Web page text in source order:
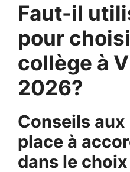
Faut-il
pour
collège à
2026?
Conseils
place à
dans le